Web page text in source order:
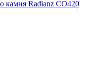
камня Radianz CO420